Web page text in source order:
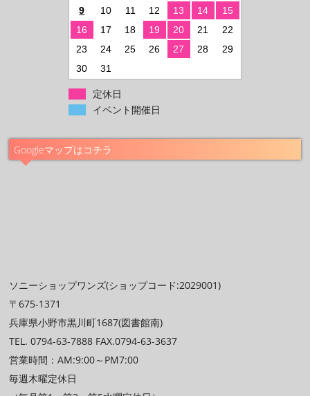
9
10 11 12 13 14
15
16
17 18 19 20 21
22
23
24 25 26 27 28
29
30
31
定休日
イベント開催日
Googleマップはコチラ
ソニーショップワンズ(ショップコード:2029001)
〒675-1371
兵庫県小野市黒川町1687(図書館南)
TEL. 0794-63-7888 FAX.0794-63-3637
営業時間：AM:9:00～PM7:00
毎週木曜定休日